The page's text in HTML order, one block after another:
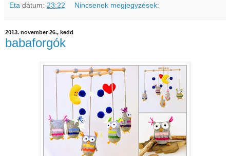
Eta dátum: 23:22 Nincsenek megjegyzések:
2013. november 26., kedd
babaforgók